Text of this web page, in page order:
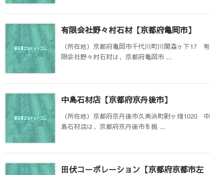
有限会社野々村石材【京都府亀岡市】
（所在地）京都府亀岡市千代川町川関森ヶ下17 有
限会社野々村石材は、京都府亀岡市 ...
中島石材店【京都府京丹後市】
（所在地）京都府京丹後市久美浜町尉ヶ畑1020 中
島石材店は、京都府京丹後市を拠 ...
田伏コーポレーション【京都府京都市左